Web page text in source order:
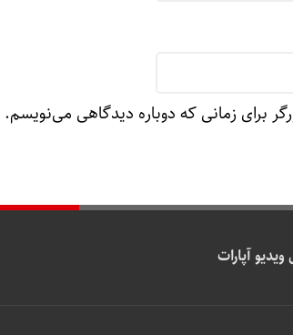
برای زمانی که دوباره دیدگاهی می‌نویسم.
آپارات